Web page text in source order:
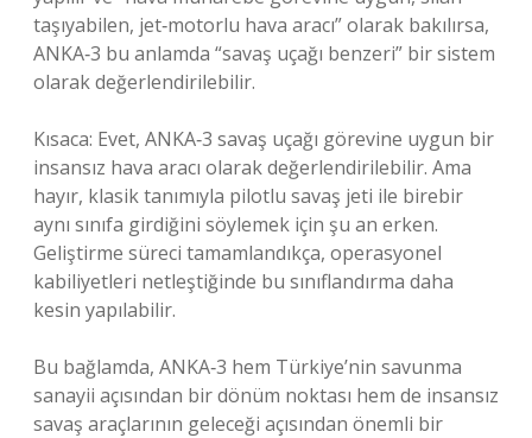
taşıyabilen, jet‑motorlu hava aracı” olarak bakılırsa,
ANKA‑3 bu anlamda “savaş uçağı benzeri” bir sistem
olarak değerlendirilebilir.
Kısaca: Evet, ANKA‑3 savaş uçağı görevine uygun bir
insansız hava aracı olarak değerlendirilebilir. Ama
hayır, klasik tanımıyla pilotlu savaş jeti ile birebir
aynı sınıfa girdiğini söylemek için şu an erken.
Geliştirme süreci tamamlandıkça, operasyonel
kabiliyetleri netleştiğinde bu sınıflandırma daha
kesin yapılabilir.
Bu bağlamda, ANKA‑3 hem Türkiye’nin savunma
sanayii açısından bir dönüm noktası hem de insansız
savaş araçlarının geleceği açısından önemli bir